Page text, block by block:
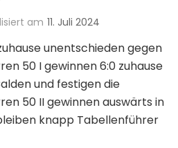
am 11. Juli 2024
unentschieden gegen
50 I gewinnen 6:0 zuhause
und festigen die
50 II gewinnen auswärts in
knapp Tabellenführer